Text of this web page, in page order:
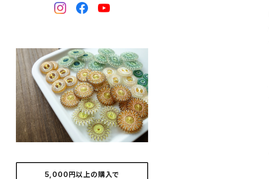
5,000円以上の購入で